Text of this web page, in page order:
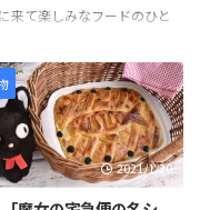
来て楽しみなフードのひと
ーメンは世界的に人気のあ
物です。そんな観光客のニ
応える形で、ビーガンやグ
フリーのラーメンを提供し
お店が東京でも少しずつ増
ます。 その中でも特にお気
のお店は、東京ラーメンス
2021/1/20